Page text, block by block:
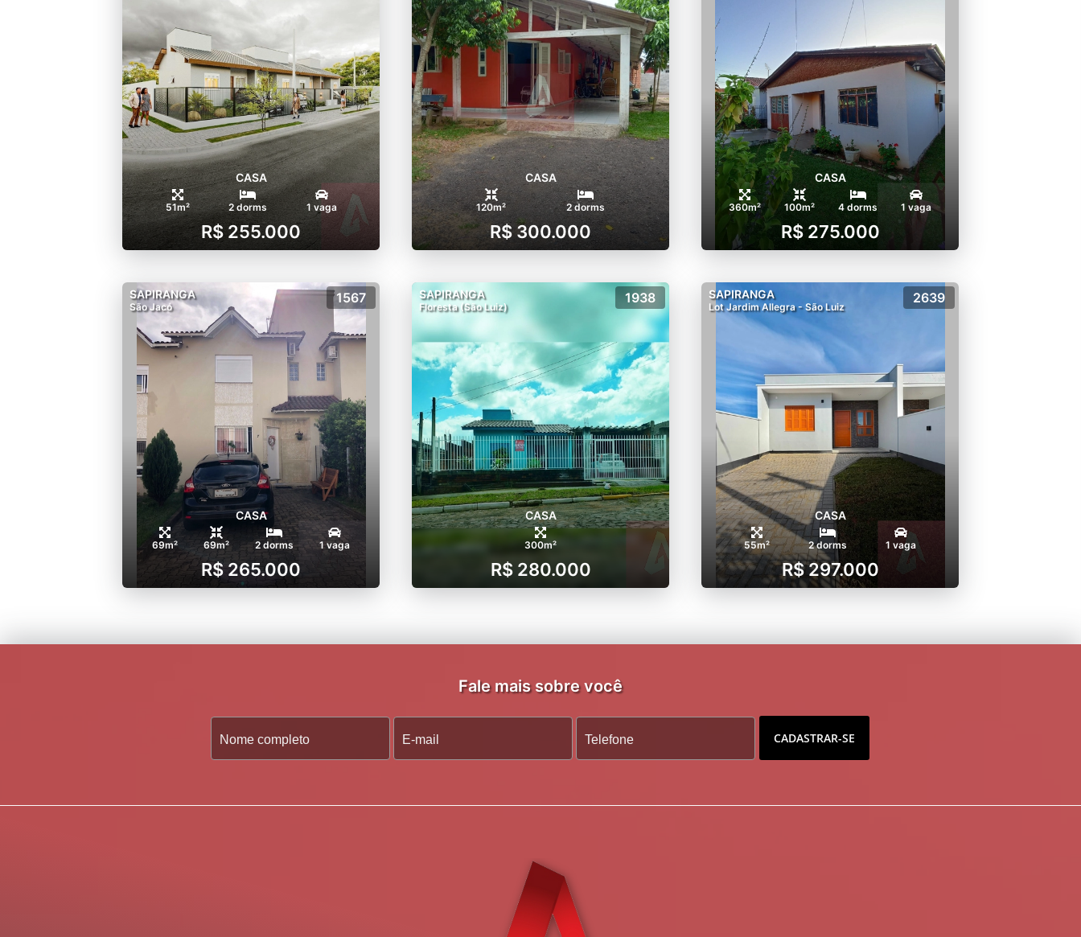
CASA
51m² 2 dorms 1 vaga
R$ 255.000
CASA
120m² 2 dorms
R$ 300.000
CASA
360m² 100m² 4 dorms 1 vaga
R$ 275.000
SAPIRANGA
São Jacó
1567
CASA
69m² 69m² 2 dorms 1 vaga
R$ 265.000
SAPIRANGA
Floresta (São Luiz)
1938
CASA
300m²
R$ 280.000
SAPIRANGA
Lot Jardim Allegra - São Luiz
2639
CASA
55m² 2 dorms 1 vaga
R$ 297.000
Fale mais sobre você
CADASTRAR-SE